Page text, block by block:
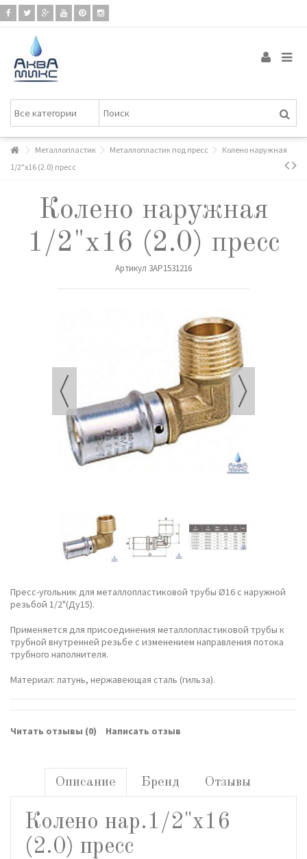
Металлопластик Металлопластик под пресс
Колено наружная
1/2"х16 (2.0) пресс
Колено наружная
1/2"х16 (2.0) пресс
Артикул 3AP1531216
Пресс-угольник для металлопластиковой трубы Ø16 с наружной
резьбой 1/2"(Ду15).
Применяется для присоединения металлопластиковой трубы к
трубной внутренней резьбе с изменением направления потока
трубного наполнителя.
Материал: латунь, нержавеющая сталь (гильза).
Читать отзывы (0) Написать отзыв
Описание Бренд Отзывы
Колено нар.1/2"х16
(2.0) пресс